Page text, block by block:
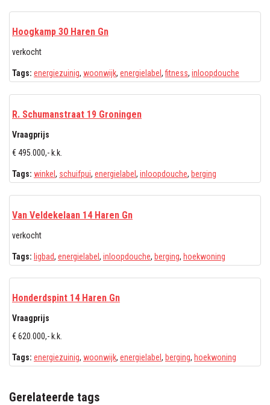
Hoogkamp 30 Haren Gn
verkocht
Tags: energiezuinig, woonwijk, energielabel ,fitness, inloopdouche
R. Schumanstraat 19 Groningen
Vraagprijs
€ 495.000,- k.k.
Tags: winkel , schuifpui, energielabel , inloopdouche, berging
Van Veldekelaan 14 Haren Gn
verkocht
Tags: ligbad, energielabel , inloopdouche, berging, hoekwoning
Honderdspint 14 Haren Gn
Vraagprijs
€ 620.000,- k.k.
Tags: energiezuinig, woonwijk, energielabel , berging, hoekwoning
Gerelateerde tags